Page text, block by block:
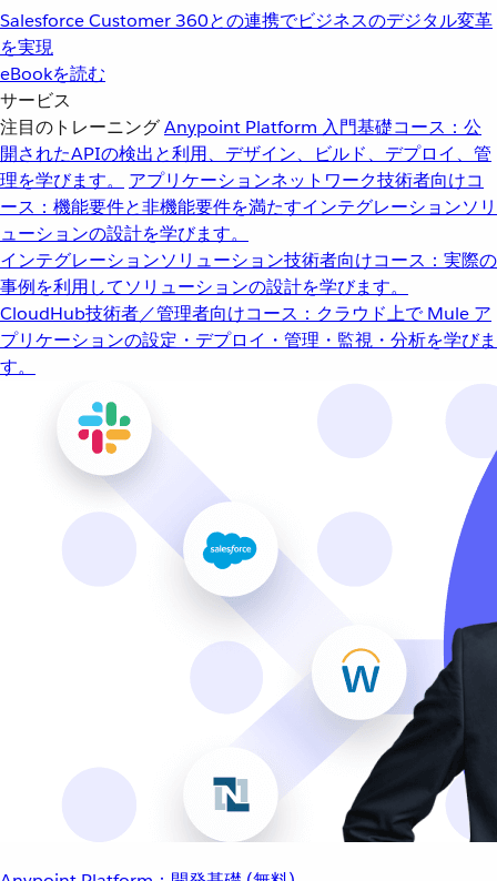
Salesforce Customer 360との連携でビジネスのデジタル変革
を実現
eBookを読む
サービス
注目のトレーニングAnypoint Platform 入門基礎コース：公
開されたAPIの検出と利用、デザイン、ビルド、デプロイ、管
理を学びます。
アプリケーションネットワーク技術者向けコ
ース：機能要件と非機能要件を満たすインテグレーションソリ
ューションの設計を学びます。
インテグレーションソリューション技術者向けコース：実際の
事例を利用してソリューションの設計を学びます。
CloudHub技術者／管理者向けコース：クラウド上で Mule ア
プリケーションの設定・デプロイ・管理・監視・分析を学びま
す。